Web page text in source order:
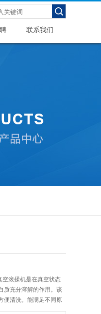
联系我们
滚揉机是在真空状态
质充分溶解的作用。该
便清洗。能满足不同原